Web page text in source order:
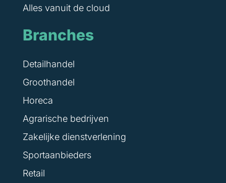
Alles vanuit de cloud
Branches
Detailhandel
Groothandel
Horeca
Agrarische bedrijven
Zakelijke dienstverlening
Sportaanbieders
Retail